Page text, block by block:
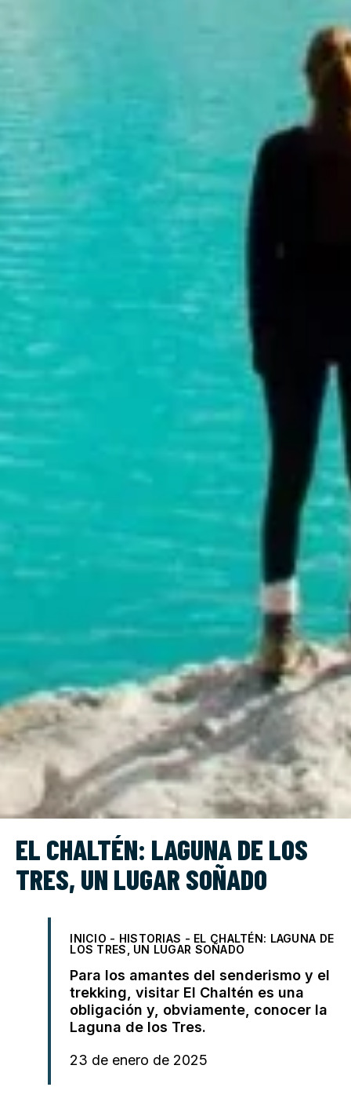
EL CHALTÉN: LAGUNA DE LOS
TRES, UN LUGAR SOÑADO
INICIO - HISTORIAS - EL CHALTÉN: LAGUNA DE
LOS TRES, UN LUGAR SOÑADO
Para los amantes del senderismo y el
trekking, visitar El Chaltén es una
obligación y, obviamente, conocer la
Laguna de los Tres.
23 de enero de 2025